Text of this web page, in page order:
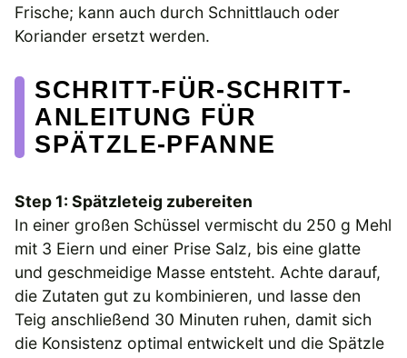
Frische; kann auch durch Schnittlauch oder
Koriander ersetzt werden.
SCHRITT-FÜR-SCHRITT-
ANLEITUNG FÜR
SPÄTZLE-PFANNE
Step 1: Spätzleteig zubereiten
In einer großen Schüssel vermischt du 250 g Mehl
mit 3 Eiern und einer Prise Salz, bis eine glatte
und geschmeidige Masse entsteht. Achte darauf,
die Zutaten gut zu kombinieren, und lasse den
Teig anschließend 30 Minuten ruhen, damit sich
die Konsistenz optimal entwickelt und die Spätzle